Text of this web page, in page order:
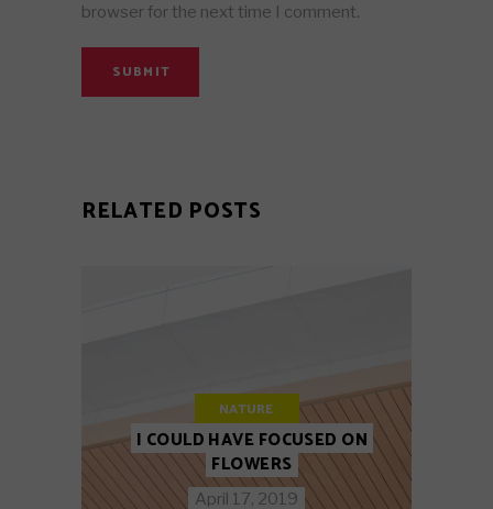
browser for the next time I comment.
SUBMIT
RELATED POSTS
NATURE
I COULD HAVE FOCUSED ON
FLOWERS
April 17, 2019